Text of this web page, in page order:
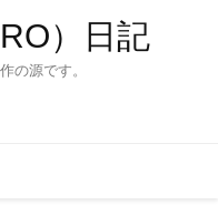
）日記
の源です。